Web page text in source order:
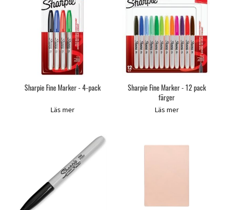
Sharpie Fine Marker - 4-pack
Läs mer
Sharpie Fine Marker - 12 pack
färger
Läs mer